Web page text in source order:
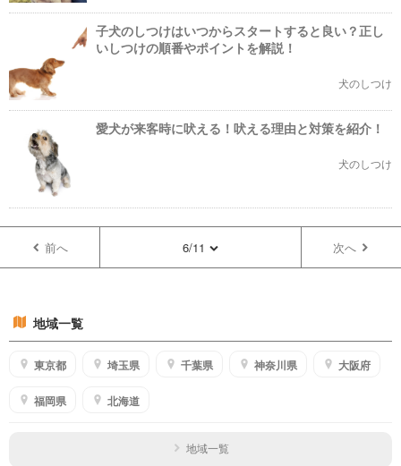
子犬のしつけはいつからスタートすると良い？正し
いしつけの順番やポイントを解説！
犬のしつけ
愛犬が来客時に吠える！吠える理由と対策を紹介！
犬のしつけ
前へ 6/11 次へ
地域一覧
東京都 埼玉県 千葉県 神奈川県 大阪府
福岡県 北海道
地域一覧